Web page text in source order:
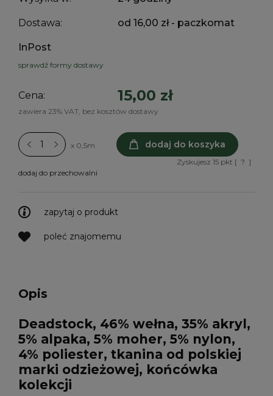
Dostawa: od 16,00 zł - paczkomat
InPost
sprawdź formy dostawy
Cena: 15,00 zł
zawiera 23% VAT, bez kosztów dostawy
x 0,5m dodaj do koszyka
Zyskujesz15 pkt [ ? ]
dodaj do przechowalni
zapytaj o produkt
poleć znajomemu
Opis
Deadstock, 46% wełna, 35% akryl,
5% alpaka, 5% moher, 5% nylon,
4% poliester, tkanina od polskiej
marki odzieżowej, końcówka
kolekcji